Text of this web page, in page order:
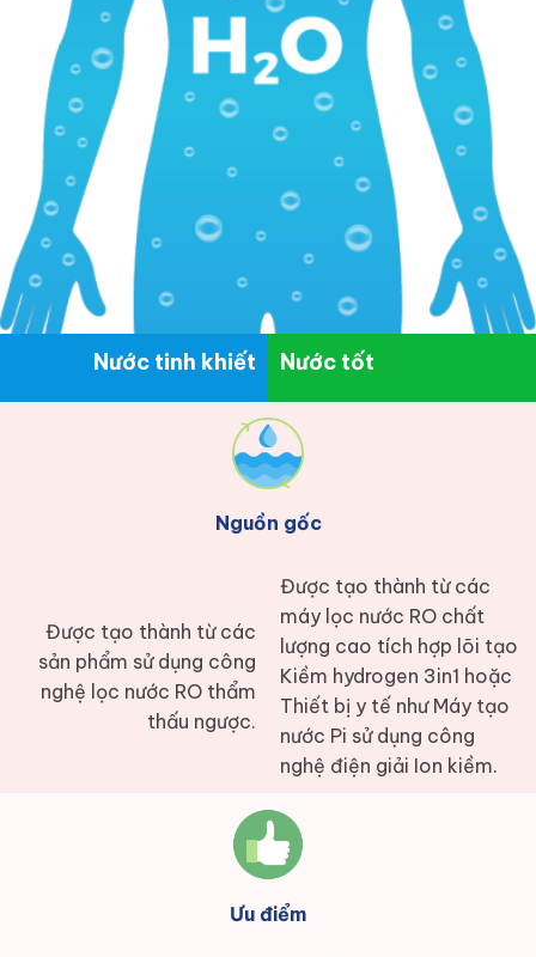
Nước tinh khiết Nước tốt
Được tạo thành từ các
sản phẩm sử dụng công
nghệ lọc nước RO thẩm
thấu ngược.
Nguồn gốc
Được tạo thành từ các
máy lọc nước RO chất
lượng cao tích hợp lõi tạo
Kiềm hydrogen 3in1 hoặc
Thiết bị y tế như Máy tạo
nước Pi sử dụng công
nghệ điện giải Ion kiềm.
Ưu điểm